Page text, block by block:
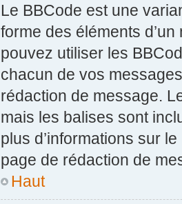
Le BBCode est une
forme des éléments
pouvez utiliser les
chacun de vos
rédaction de message.
mais les balises sont
plus d’informations sur
page de rédaction de
Haut